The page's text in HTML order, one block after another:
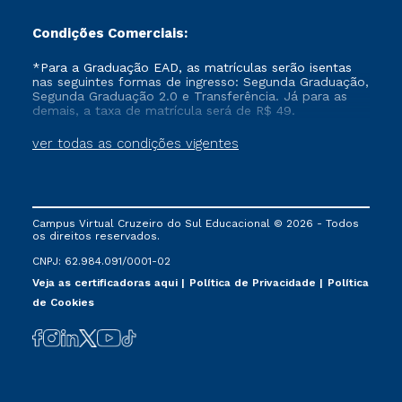
Condições Comerciais:
ver todas as condições vigentes
*Para a Graduação EAD, as matrículas serão isentas
nas seguintes formas de ingresso: Segunda Graduação,
Segunda Graduação 2.0 e Transferência. Já para as
demais, a taxa de matrícula será de R$ 49.
Campus Virtual Cruzeiro do Sul Educacional © 2026 - Todos
os direitos reservados.
CNPJ: 62.984.091/0001-02
Veja as certificadoras aqui
Política de Privacidade
Política
de Cookies